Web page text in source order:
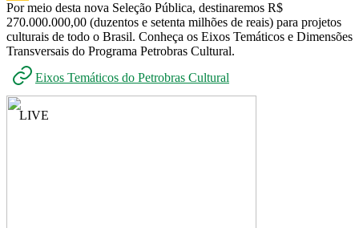
Por meio desta nova Seleção Pública, destinaremos R$
270.000.000,00 (duzentos e setenta milhões de reais) para projetos
culturais de todo o Brasil. ​​​​​​​Conheça os Eixos Temáticos e Dimensões
Transversais do Programa Petrobras Cultural.
Eixos Temáticos do Petrobras Cultural
LIVE